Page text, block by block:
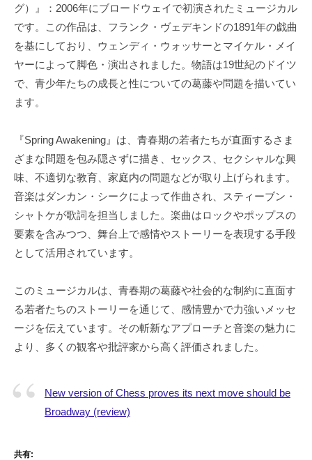
グ）』：2006年にブロードウェイで初演されたミュージカル
です。この作品は、フランク・ヴェデキンドの1891年の戯曲
を基にしており、ウェンディ・ウォッサーとマイケル・メイ
ヤーによって脚色・演出されました。物語は19世紀のドイツ
で、青少年たちの成長と性についての葛藤や問題を描いてい
ます。
『Spring Awakening』は、青春期の若者たちが直面するさま
ざまな問題を包み隠さずに描き、セックス、セクシャルな興
味、不適切な教育、家庭内の問題などが取り上げられます。
音楽はダンカン・シークによって作曲され、スティーブン・
シャトケが歌詞を担当しました。楽曲はロックやポップスの
要素を含みつつ、舞台上で感情やストーリーを表現する手段
として活用されています。
このミュージカルは、青春期の葛藤や社会的な制約に直面す
る若者たちのストーリーを通じて、感情豊かで力強いメッセ
ージを伝えています。その斬新なアプローチと音楽の魅力に
より、多くの観客や批評家から高く評価されました。
New version of Chess proves its next move should be
Broadway (review)
共有: